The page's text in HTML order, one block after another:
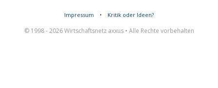
Impressum • Kritik oder Ideen?
© 1998 - 2026 Wirtschaftsnetz axxus • Alle Rechte vorbehalten